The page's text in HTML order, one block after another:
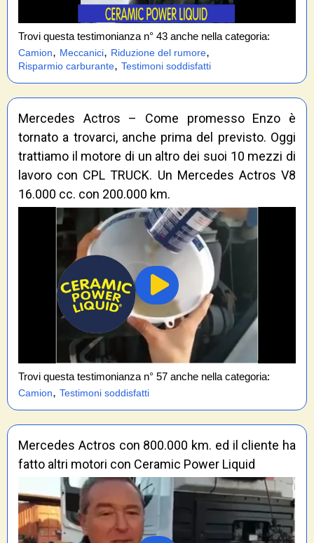
Trovi questa testimonianza n° 43 anche nella categoria:
Camion, Meccanici, Riduzione del rumore,
Risparmio carburante, Testimoni soddisfatti
Mercedes Actros – Come promesso Enzo è
tornato a trovarci, anche prima del previsto. Oggi
trattiamo il motore di un altro dei suoi 10 mezzi di
lavoro con CPL TRUCK. Un Mercedes Actros V8
16.000 cc. con 200.000 km.
Trovi questa testimonianza n° 57 anche nella categoria:
Camion, Testimoni soddisfatti
Mercedes Actros con 800.000 km. ed il cliente ha
fatto altri motori con Ceramic Power Liquid